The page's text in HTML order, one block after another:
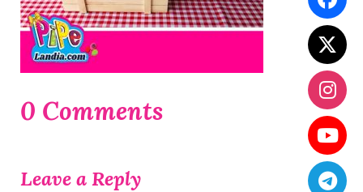
0 Comments
Leave a Reply